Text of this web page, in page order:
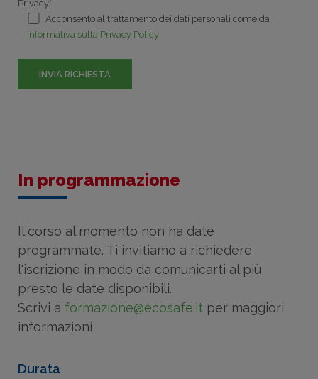
Privacy*
Acconsento al trattamento dei dati personali come da
Informativa sulla Privacy Policy
In programmazione
Il corso al momento non ha date
programmate. Ti invitiamo a richiedere
l'iscrizione in modo da comunicarti al più
presto le date disponibili.
Scrivi a formazione@ecosafe.it per maggiori
informazioni
Durata